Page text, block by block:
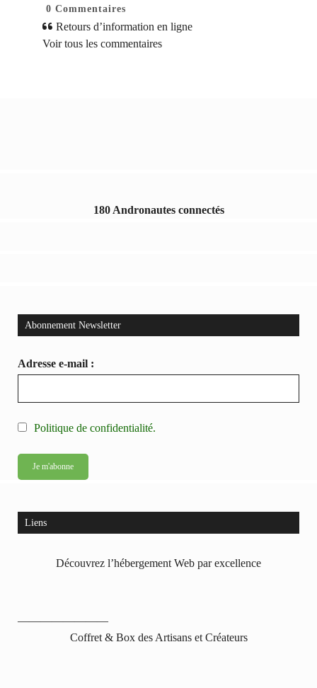
0 Commentaires
Retours d’information en ligne
Voir tous les commentaires
180 Andronautes connectés
Abonnement Newsletter
Adresse e-mail :
Politique de confidentialité.
Liens
Découvrez l’hébergement Web par excellence
————————
Coffret & Box des Artisans et Créateurs